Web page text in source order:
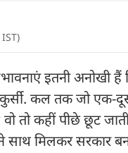
इतनी अनोखी
कल तक जो एक-
तो कहीं पीछे छूट
मिलकर सरकार